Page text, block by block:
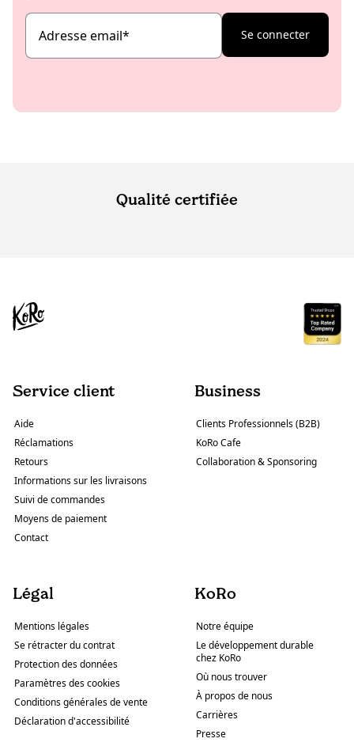
Adresse email* Se connecter
Qualité certifiée
Service client
Aide
Réclamations
Retours
Informations sur les livraisons
Suivi de commandes
Moyens de paiement
Contact
Business
Clients Professionnels (B2B)
KoRo Cafe
Collaboration & Sponsoring
Légal
Mentions légales
Se rétracter du contrat
Protection des données
Paramètres des cookies
Conditions générales de vente
Déclaration d'accessibilité
KoRo
Notre équipe
Le développement durable
chez KoRo
Où nous trouver
À propos de nous
Carrières
Presse